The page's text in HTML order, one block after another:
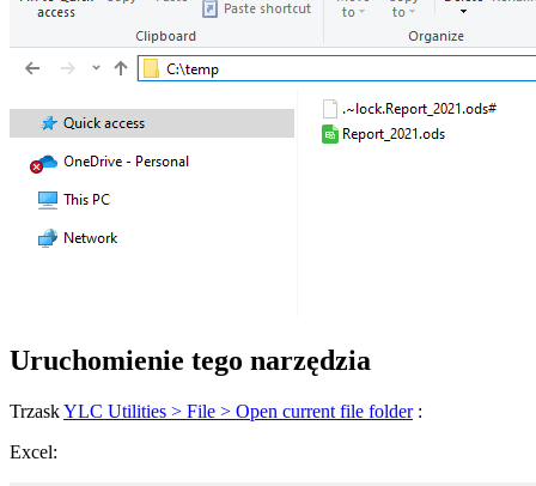
Uruchomienie tego narzędzia
TrzaskYLC Utilities > File > Open current file folder:
Excel: